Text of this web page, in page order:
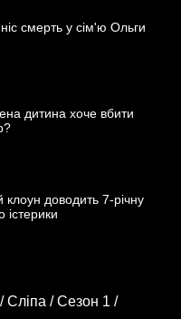
смерть у сім'ю Ольги
дитина хоче вбити
доводить 7-річну
істерики
Сліпа /Сезон 1 /